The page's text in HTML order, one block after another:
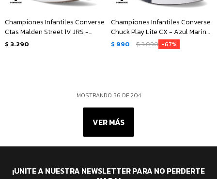
Championes Infantiles Converse
Ctas Malden Street 1V JRS -
Negro - Blanco
$ 3.290
Championes Infantiles Converse
Chuck Play Lite CX - Azul Marino
- Blanco
$ 990 $3.090 67
MOSTRANDO 36 DE204
VER MÁS
¡UNITE A NUESTRA NEWSLETTER PARA NO PERDERTE